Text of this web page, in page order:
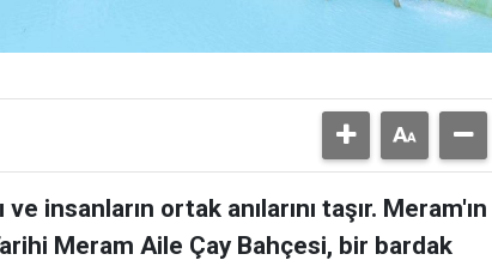
insanların ortak anılarını taşır. Meram'ın
Meram Aile Çay Bahçesi, bir bardak